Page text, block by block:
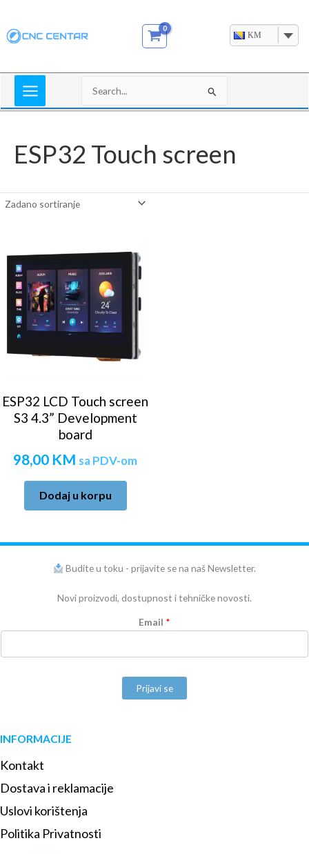
content
KM
Search
for:
ESP32 Touch screen
ESP32 LCD Touch screen
S3 4.3” Development
board
98,00 KM sa PDV-om
Dodaj u korpu
Budite u toku - prijavite se na naš Newsletter.
Novi proizvodi, dostupnost i tehničke novosti.
Email *
Prijavi se
INFORMACIJE
Kontakt
Dostava i reklamacije
Uslovi korištenja
Politika Privatnosti